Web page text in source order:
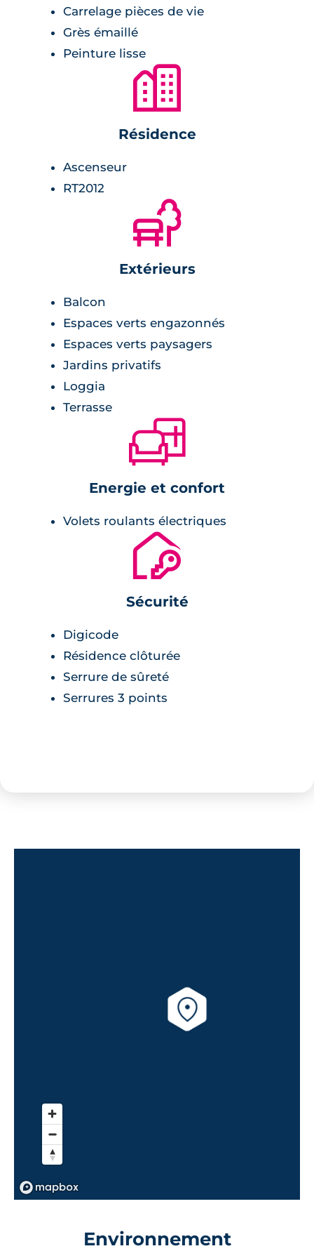
Carrelage pièces de vie
Grès émaillé
Peinture lisse
🏙
Résidence
Ascenseur
RT2012
🌲
Extérieurs
Balcon
Espaces verts engazonnés
Espaces verts paysagers
Jardins privatifs
Loggia
Terrasse
🛋
Energie et confort
Volets roulants électriques
🔐
Sécurité
Digicode
Résidence clôturée
Serrure de sûreté
Serrures 3 points
Environnement